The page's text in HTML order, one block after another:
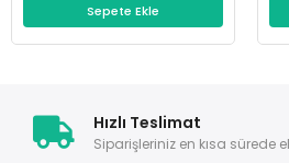
Sepete Ekle
Hızlı Teslimat
Siparişleriniz en kısa sürede